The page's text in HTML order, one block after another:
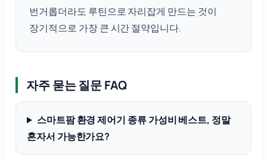
번거롭더라도 루틴으로 자리잡게 만드는 것이
장기적으로 가장 큰 시간 절약입니다.
자주 묻는 질문 FAQ
스마트팜 환경 제어기 종류 가성비 베스트, 정말
혼자서 가능한가요?